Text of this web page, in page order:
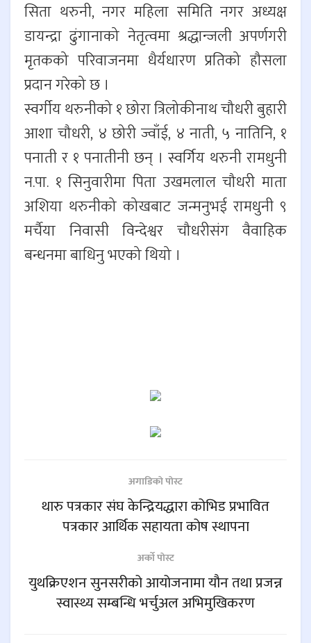
सिता थरुनी, नगर महिला समिति नगर अध्यक्ष
डायन्द्रा ढुंगानाको नेतृत्वमा श्रद्धान्जली अपर्णगरी
मृतकको परिवाजनमा धैर्यधारण प्रतिको हौसला
प्रदान गरेको छ ।
स्वर्गीय थरुनीको १ छोरा त्रिलोकीनाथ चौधरी बुहारी
आशा चौधरी, ४ छोरी ज्वाँई, ४ नाती, ५ नातिनि, १
पनाती र १ पनातीनी छन् । स्वर्गिय थरुनी रामधुनी
न.पा. १ सिनुवारीमा पिता उखमलाल चौधरी माता
अशिया थरुनीको कोखबाट जन्मनुभई रामधुनी ९
मर्चैया निवासी विन्देश्वर चौधरीसंग वैवाहिक
बन्धनमा बाधिनु भएको थियो ।
अगाडिकाे पाेस्ट
थारु पत्रकार संघ केन्द्रियद्धारा कोभिड प्रभावित
पत्रकार आर्थिक सहायता कोष स्थापना
अर्काे पाेस्ट
युथक्रिएशन सुनसरीको आयोजनामा यौन तथा प्रजन्न
स्वास्थ्य सम्बन्धि भर्चुअल अभिमुखिकरण